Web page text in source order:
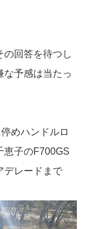
の回答を待つし
な予感は当たっ
めハンドルロ
恵子のF700GS
デレードまで